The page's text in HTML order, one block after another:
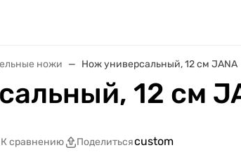
ножи Нож универсальный, 12 см JANA
12 см
К сравнению Поделитьсяcustom